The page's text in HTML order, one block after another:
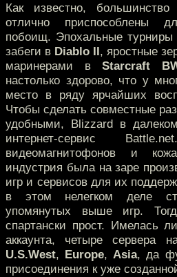
Как известно,
отлично приспособлены
побоищ. Эпохальные турниры
забеги в Diablo II, яростные
маринерами вStarcraft
настолько здорово, что у
место в ряду ярчайших
Чтобы сделать совместные
удобными, Blizzard в
интернет-сервис
видеомагнитофонов и
индустрия была на заре
игр и сервисов для их
в этом нелегком деле
упомянутых выше игр.
спартански прост. Имелась
аккаунта, четыре
U.S.West, Europe,Asia, да
присоединения к уже